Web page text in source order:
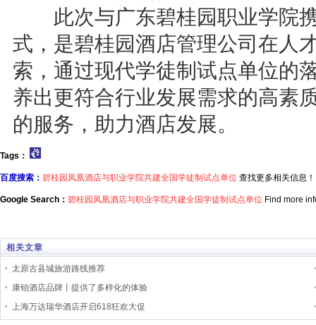
此次与广东碧桂园职业学院携
式，是碧桂园酒店管理公司在人
索，通过现代学徒制试点单位的
养出更符合行业发展需求的高素
的服务，助力酒店发展。
Tags：
百度搜索： 碧桂园凤凰酒店与职业学院共建全国学徒制试点单位 查找更多相关信息！
Google Search： 碧桂园凤凰酒店与职业学院共建全国学徒制试点单位 Find more
相关文章
太原古县城旅游路线推荐
康铂酒店品牌丨提供了多样化的体验
上海万达瑞华酒店开启618狂欢大促